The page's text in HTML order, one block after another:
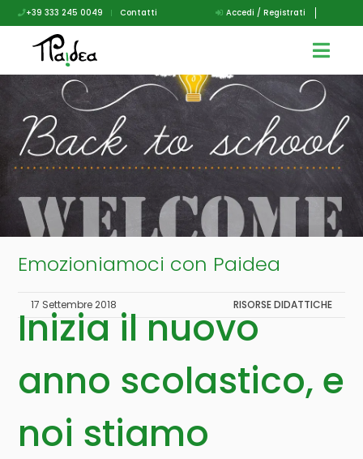
+39 333 245 0049 | Contatti Accedi / Registrati
Emozioniamoci con Paidea
17 Settembre 2018 RISORSE DIDATTICHE
Inizia il nuovo
anno scolastico, e
noi stiamo